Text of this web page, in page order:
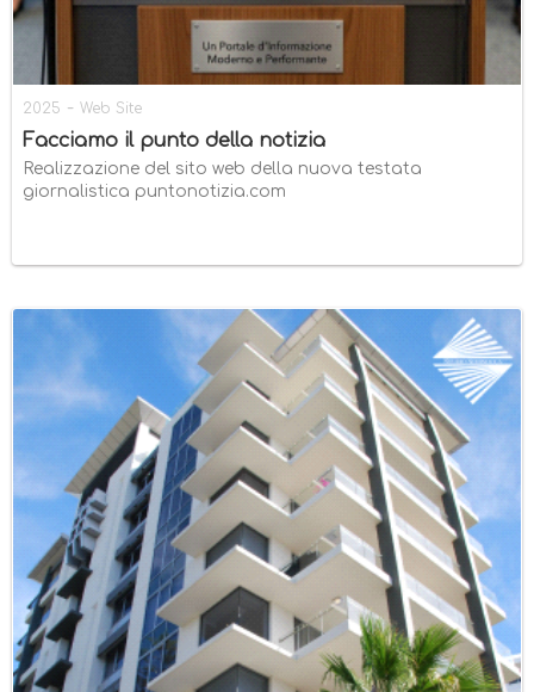
2025 - Web Site
Facciamo il punto della notizia
Realizzazione del sito web della nuova testata
giornalistica puntonotizia.com